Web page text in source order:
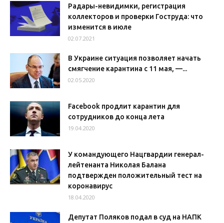
Радары-невидимки, регистрация
коллекторов и проверки Гоструда: что
изменится в июле
02.07.2021
В Украине ситуация позволяет начать
смягчение карантина с 11 мая, —...
02.05.2020
Facebook продлит карантин для
сотрудников до конца лета
19.04.2020
У командующего Нацгвардии генерал-
лейтенанта Николая Балана
подтвержден положительный тест на
коронавирус
18.04.2020
Депутат Поляков подал в суд на НАПК